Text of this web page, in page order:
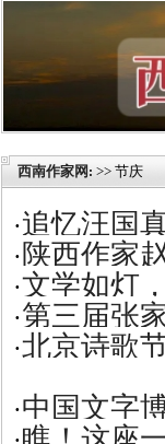
西南作家网 : >> 节庆
·追忆汪国
·陕西作家
·文学如灯
·第三届张
·北京诗歌
·中国文字